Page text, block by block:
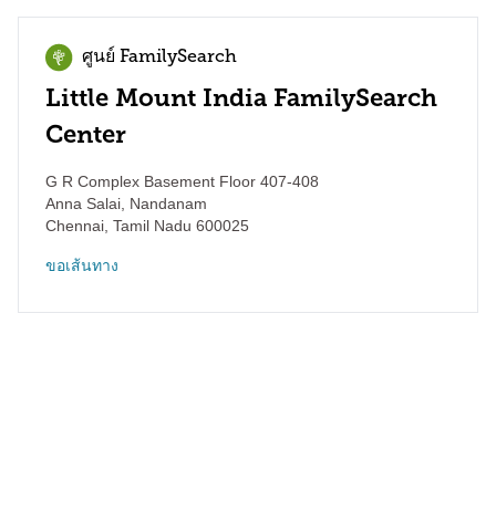
ศูนย์ FamilySearch
Little Mount India FamilySearch
Center
G R Complex Basement Floor 407-408
Anna Salai, Nandanam
Chennai Tamil Nadu 600025
ขอเส้นทาง